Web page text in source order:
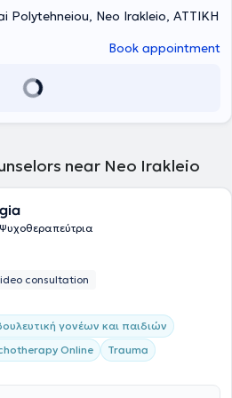
hour weekly therapeutic group for
with the STAGE program at the
Simultaneously, he volunteered to
HIV/AIDS at the "Center of Life." Lastly,
Polytehneiou, Neo Irakleio, ΑΤΤΙΚΗ
Book appointment
near Neo Irakleio
consultation
γονέων και παιδιών
Online
Trauma